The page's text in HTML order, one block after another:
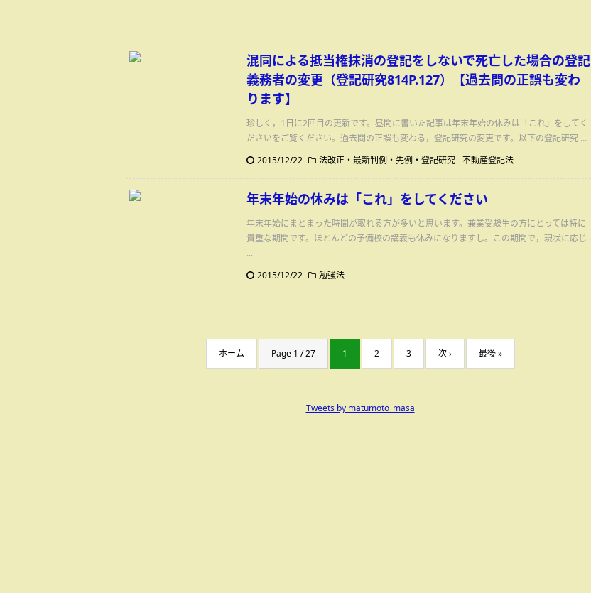
混同による抵当権抹消の登記をしないで死亡した場合の登記
義務者の変更（登記研究814P.127）【過去問の正誤も変わ
ります】
珍しく，1日に2回目の更新です。昼間に書いた記事は年末年始の休みは「これ」をしてく
ださいをご覧ください。過去問の正誤も変わる，登記研究の変更です。以下の登記研究 ...
2015/12/22
法改正・最新判例・先例・登記研究-不動産登記法
年末年始の休みは「これ」をしてください
年末年始にまとまった時間が取れる方が多いと思います。兼業受験生の方にとっては特に
貴重な期間です。ほとんどの予備校の講義も休みになりますし。この期間で，現状に応じ
...
2015/12/22
勉強法
ホーム Page 1 / 27 1 2 3 次 › 最後 »
Tweets by matumoto_masa